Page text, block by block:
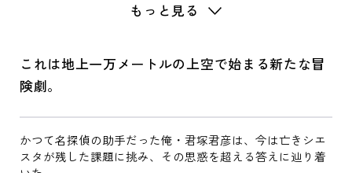
もっと見る
これは地上一万メートルの上空で始まる新たな冒
険劇。
かつて名探偵の助手だった俺・君塚君彦は、今は亡きシエ
スタが残した課題に挑み、その思惑を超える答えに辿り着